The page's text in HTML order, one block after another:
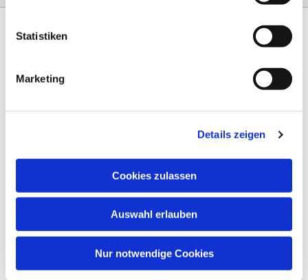
Statistiken
Marketing
Details zeigen
Cookies zulassen
Auswahl erlauben
Nur notwendige Cookies
0151 68134038
Datenschutz
AGB
Widerruf